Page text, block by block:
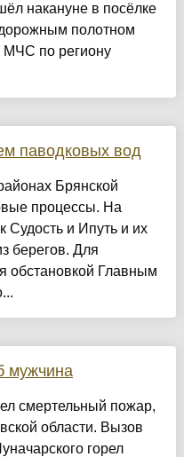
накануне в посёлке
полотном
МЧС по региону
паводковых вод
Брянской
процессы. На
Судость и Ипуть и их
берегов. Для
обстановкой Главным
мужчина
смертельный пожар,
области. Вызов
горел